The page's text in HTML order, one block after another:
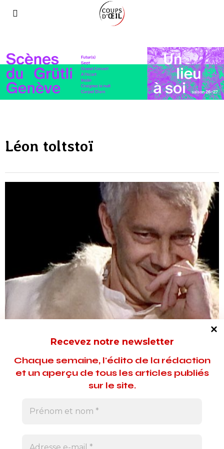
Léon toltstoï
Le comédien Hervé Falloux s’est penché avec une grande
finesse sur la nouvelle de Tolstoï, "La mort d’Ivan Illitch".
Recevez notre newsletter
Chaque semaine, l'édito de la rédaction
et un aperçu de tous les articles publiés
sur le site.